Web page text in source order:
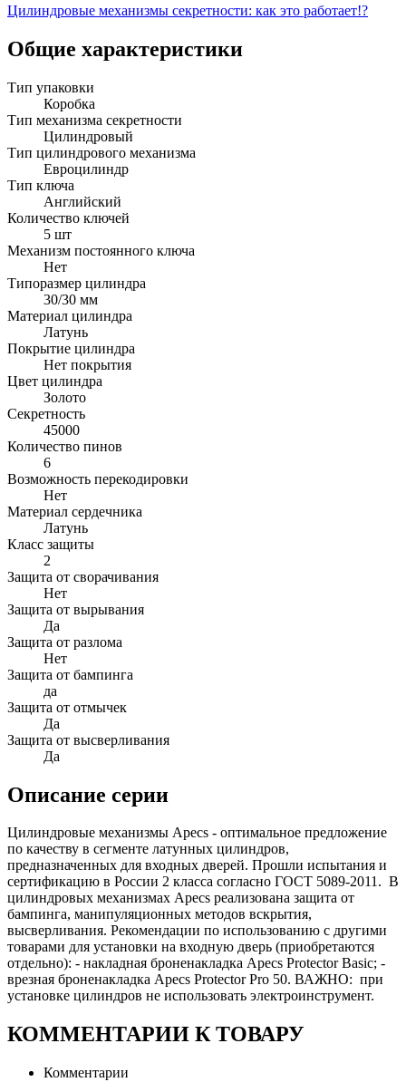
Цилиндровые механизмы секретности: как это работает!?
Общие характеристики
Тип упаковки
Коробка
Тип механизма секретности
Цилиндровый
Тип цилиндрового механизма
Евроцилиндр
Тип ключа
Английский
Количество ключей
5 шт
Механизм постоянного ключа
Нет
Типоразмер цилиндра
30/30 мм
Материал цилиндра
Латунь
Покрытие цилиндра
Нет покрытия
Цвет цилиндра
Золото
Секретность
45000
Количество пинов
6
Возможность перекодировки
Нет
Материал сердечника
Латунь
Класс защиты
2
Защита от сворачивания
Нет
Защита от вырывания
Да
Защита от разлома
Нет
Защита от бампинга
да
Защита от отмычек
Да
Защита от высверливания
Да
Описание серии
Цилиндровые механизмы Apecs - оптимальное предложение
по качеству в сегменте латунных цилиндров,
предназначенных для входных дверей. Прошли испытания и
сертификацию в России 2 класса согласно ГОСТ 5089-2011. В
цилиндровых механизмах Apecs реализована защита от
бампинга, манипуляционных методов вскрытия,
высверливания. Рекомендации по использованию с другими
товарами для установки на входную дверь (приобретаются
отдельно): - накладная броненакладка Apecs Protector Basic; -
врезная броненакладка Apecs Protector Pro 50. ВАЖНО: при
установке цилиндров не использовать электроинструмент.
КОММЕНТАРИИ К ТОВАРУ
Комментарии